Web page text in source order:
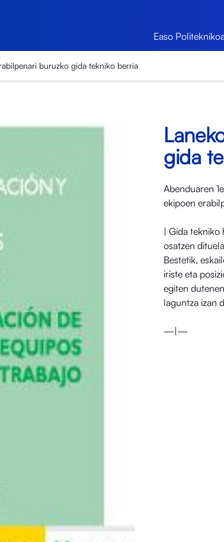
Easo
buruzko gida tekniko berria
gida
Abenduaren
ekipoen
| Gida
osatzen
Bestetik,
iriste eta
egiten
laguntza izan
—|—